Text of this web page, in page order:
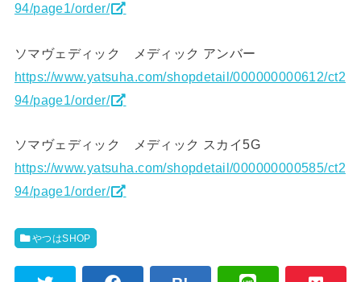
94/page1/order/
ソマヴェディック メディック アンバー
https://www.yatsuha.com/shopdetail/000000000612/ct2
94/page1/order/
ソマヴェディック メディック スカイ5G
https://www.yatsuha.com/shopdetail/000000000585/ct2
94/page1/order/
やつはSHOP